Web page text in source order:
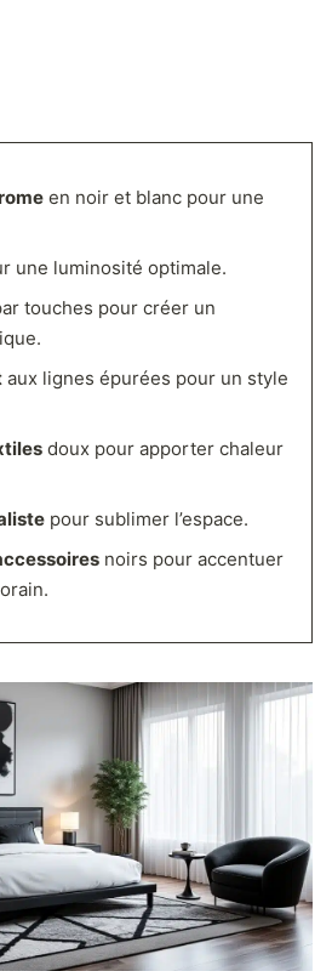
en noir et blanc pour une
une luminosité optimale.
touches pour créer un
aux lignes épurées pour un style
doux pour apporter chaleur
pour sublimer l’espace.
noirs pour accentuer